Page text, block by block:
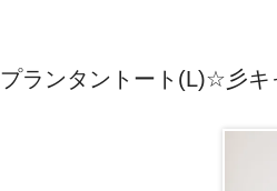
プランタントート(L)☆彡キ